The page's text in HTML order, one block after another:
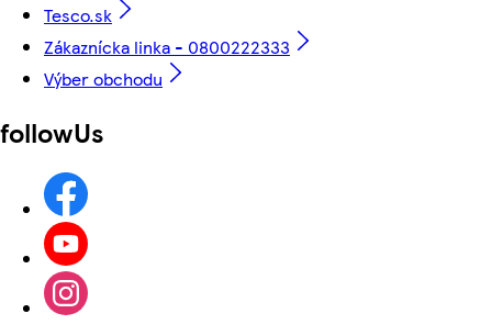
Tesco.sk
Zákaznícka linka - 0800222333
Výber obchodu
followUs